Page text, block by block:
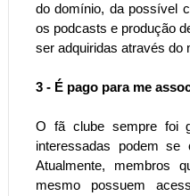
do domínio, da possível
os podcasts e produção
ser adquiridas através do
3 - É pago para me
O fã clube sempre foi
interessadas podem se
Atualmente, membros
mesmo possuem